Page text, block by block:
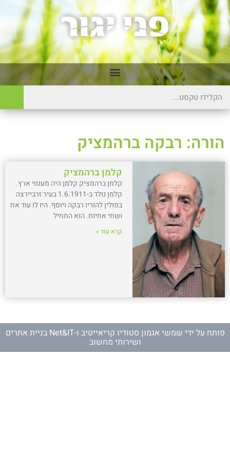
הורה: רבקה ברהמציק
קלמן ברהמציק
קלמן ברהמציק קלמן היה מענווי ארץ.
קלמן נולד ב-1.6.1911 בעיר זרביירצה
בפולין להוריו רבקה ויוסף. היו לו עוד אח
ושתי אחיות. הוא התחיל
קרא עוד »
פותח על ידי שמשי אגמון סטודיו קריאייטיב ו- Net&IT בניית אתרים
ושירותי מחשוב